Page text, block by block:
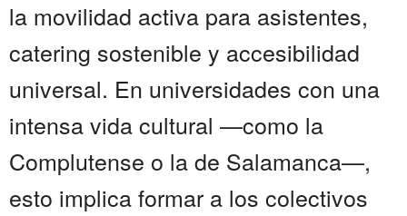
la movilidad activa para asistentes,
catering sostenible y accesibilidad
universal. En universidades con una
intensa vida cultural —como la
Complutense o la de Salamanca—,
esto implica formar a los colectivos